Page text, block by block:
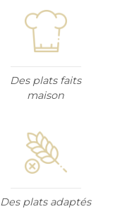
Des plats faits
maison
Des plats adaptés